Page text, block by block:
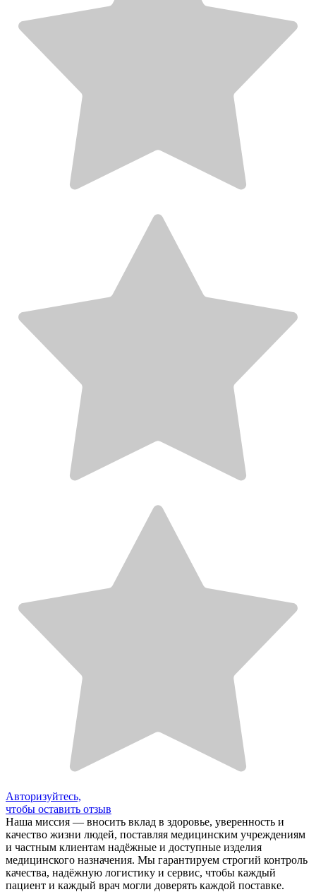
Авторизуйтесь,
чтобы оставить отзыв
Наша миссия — вносить вклад в здоровье, уверенность и
качество жизни людей, поставляя медицинским учреждениям
и частным клиентам надёжные и доступные изделия
медицинского назначения. Мы гарантируем строгий контроль
качества, надёжную логистику и сервис, чтобы каждый
пациент и каждый врач могли доверять каждой поставке.